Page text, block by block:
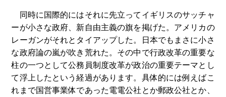
同時に国際的にはそれに先立ってイギリスのサッチャ
ーが小さな政府、新自由主義の旗を掲げた。アメリカの
レーガンがそれとタイアップした。日本でもまさに小さ
な政府論の嵐が吹き荒れた。その中で行政改革の重要な
柱の一つとして公務員制度改革が政治の重要テーマとし
て浮上したという経過があります。具体的には例えばこ
れまで国営事業体であった電電公社とか郵政公社とか、